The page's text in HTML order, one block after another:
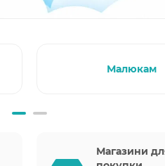
Малюкам
Магазини